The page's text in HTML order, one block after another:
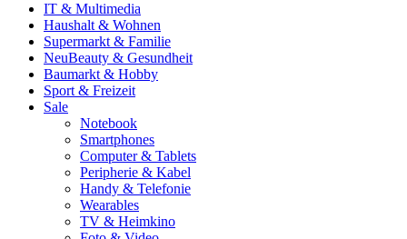
IT & Multimedia
Haushalt & Wohnen
Supermarkt & Familie
NeuBeauty & Gesundheit
Baumarkt & Hobby
Sport & Freizeit
Sale
Notebook
Smartphones
Computer & Tablets
Peripherie & Kabel
Handy & Telefonie
Wearables
TV & Heimkino